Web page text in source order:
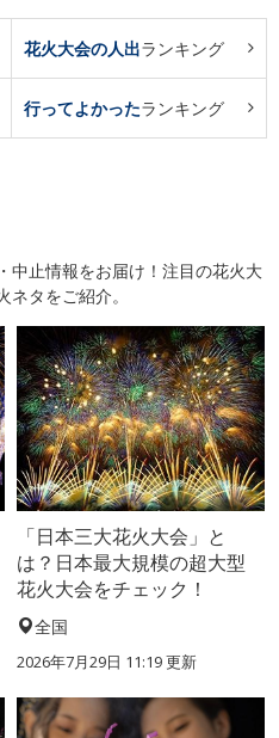
花火大会の人出ランキング
行ってよかったランキング
中止情報をお届け！注目の花火大
タをご紹介。
「日本三大花火大会」と
は？日本最大規模の超大型
花火大会をチェック！
全国
2026年7月29日 11:19 更新